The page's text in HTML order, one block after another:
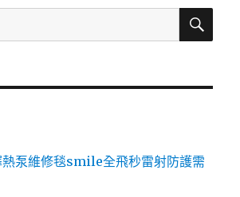
搜
熱泵維修毯smile全飛秒雷射防護需